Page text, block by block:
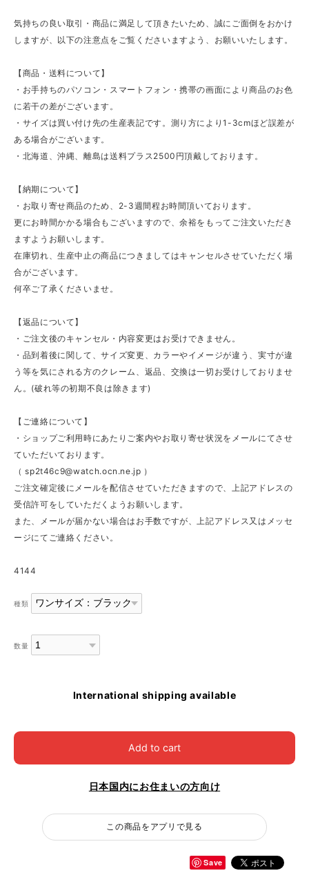
気持ちの良い取引・商品に満足して頂きたいため、誠にご面倒をおかけ
しますが、以下の注意点をご覧くださいますよう、お願いいたします。
【商品・送料について】
・お手持ちのパソコン・スマートフォン・携帯の画面により商品のお色
に若干の差がございます。
・サイズは買い付け先の生産表記です。測り方により1-3cmほど誤差が
ある場合がございます。
・北海道、沖縄、離島は送料プラス2500円頂戴しております。
【納期について】
・お取り寄せ商品のため、2-3週間程お時間頂いております。
更にお時間かかる場合もございますので、余裕をもってご注文いただき
ますようお願いします。
在庫切れ、生産中止の商品につきましてはキャンセルさせていただく場
合がございます。
何卒ご了承くださいませ。
【返品について】
・ご注文後のキャンセル・内容変更はお受けできません。
・品到着後に関して、サイズ変更、カラーやイメージが違う、実寸が違
う等を気にされる方のクレーム、返品、交換は一切お受けしておりませ
ん。(破れ等の初期不良は除きます)
【ご連絡について】
・ショップご利用時にあたりご案内やお取り寄せ状況をメールにてさせ
ていただいております。
（sp2t46c9@watch.ocn.ne.jp ）
ご注文確定後にメールを配信させていただきますので、上記アドレスの
受信許可をしていただくようお願いします。
また、メールが届かない場合はお手数ですが、上記アドレス又はメッセ
ージにてご連絡ください。
4144
種類
数量
International shipping available
Add to cart
日本国内にお住まいの方向け
この商品をアプリで見る
Save